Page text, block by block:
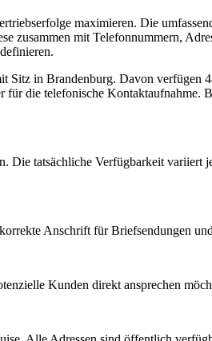
maximieren. Die
zusammen mit Telefonnummern,
Sitz in Brandenburg. Davon verfügen
für die telefonische Kontaktaufnahme.
Die tatsächliche Verfügbarkeit variiert
Anschrift für Briefsendungen
Kunden direkt ansprechen